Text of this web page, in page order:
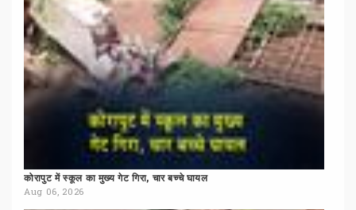
कोरापुट में स्कूल का मुख्य गेट गिरा, चार बच्चे घायल
Aug 06, 2026